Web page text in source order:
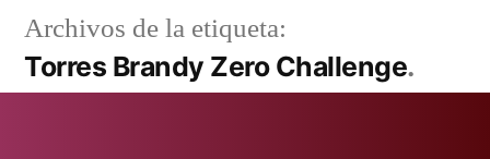
Archivos de la etiqueta:
Torres Brandy Zero Challenge